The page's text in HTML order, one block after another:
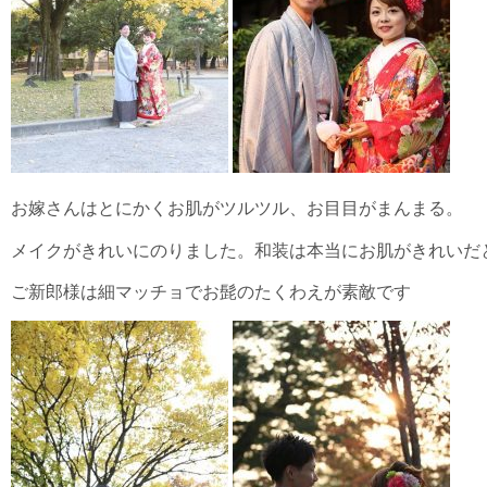
お嫁さんはとにかくお肌がツルツル、お目目がまんまる。
メイクがきれいにのりました。和装は本当にお肌がきれいだ
ご新郎様は細マッチョでお髭のたくわえが素敵です